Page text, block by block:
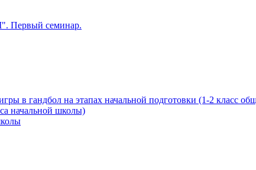
Первый семинар.
в гандбол на этапах начальной подготовки (1-2 класс
начальной школы)